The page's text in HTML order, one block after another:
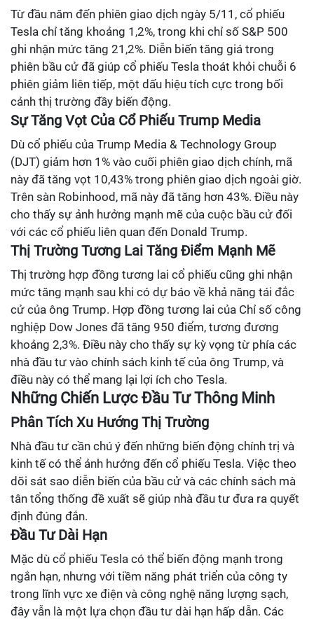
Từ đầu năm đến phiên giao dịch ngày 5/11, cổ phiếu
Tesla chỉ tăng khoảng 1,2%, trong khi chỉ số S&P 500
ghi nhận mức tăng 21,2%. Diễn biến tăng giá trong
phiên bầu cử đã giúp cổ phiếu Tesla thoát khỏi chuỗi 6
phiên giảm liên tiếp, một dấu hiệu tích cực trong bối
cảnh thị trường đầy biến động.
Sự Tăng Vọt Của Cổ Phiếu Trump Media
Dù cổ phiếu của Trump Media & Technology Group
(DJT) giảm hơn 1% vào cuối phiên giao dịch chính, mã
này đã tăng vọt 10,43% trong phiên giao dịch ngoài giờ.
Trên sàn Robinhood, mã này đã tăng hơn 43%. Điều này
cho thấy sự ảnh hưởng mạnh mẽ của cuộc bầu cử đối
với các cổ phiếu liên quan đến Donald Trump.
Thị Trường Tương Lai Tăng Điểm Mạnh Mẽ
Thị trường hợp đồng tương lai cổ phiếu cũng ghi nhận
mức tăng mạnh sau khi có dự báo về khả năng tái đắc
cử của ông Trump. Hợp đồng tương lai của Chỉ số công
nghiệp Dow Jones đã tăng 950 điểm, tương đương
khoảng 2,3%. Điều này cho thấy sự kỳ vọng từ phía các
nhà đầu tư vào chính sách kinh tế của ông Trump, và
điều này có thể mang lại lợi ích cho Tesla.
Những Chiến Lược Đầu Tư Thông Minh
Phân Tích Xu Hướng Thị Trường
Nhà đầu tư cần chú ý đến những biến động chính trị và
kinh tế có thể ảnh hưởng đến cổ phiếu Tesla. Việc theo
dõi sát sao diễn biến của bầu cử và các chính sách mà
tân tổng thống đề xuất sẽ giúp nhà đầu tư đưa ra quyết
định đúng đắn.
Đầu Tư Dài Hạn
Mặc dù cổ phiếu Tesla có thể biến động mạnh trong
ngắn hạn, nhưng với tiềm năng phát triển của công ty
trong lĩnh vực xe điện và công nghệ năng lượng sạch,
đây vẫn là một lựa chọn đầu tư dài hạn hấp dẫn. Các